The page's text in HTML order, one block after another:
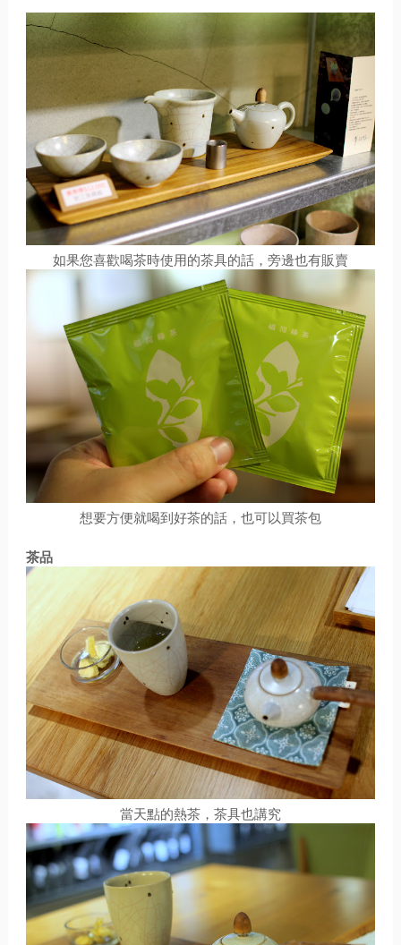
如果您喜歡喝茶時使用的茶具的話，旁邊也有販賣
想要方便就喝到好茶的話，也可以買茶包
茶品
當天點的熱茶，茶具也講究